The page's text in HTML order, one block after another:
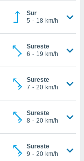
Sur
5 - 18 km/h
Sureste
6 - 19 km/h
Sureste
7 - 20 km/h
Sureste
8 - 20 km/h
Sureste
9 - 20 km/h